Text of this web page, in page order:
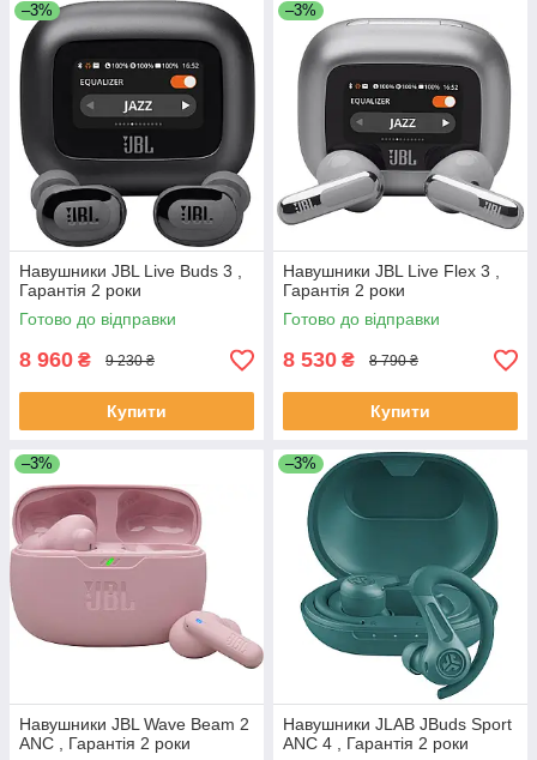
–3%
Навушники JBL Live Buds 3 ,
Гарантія 2 роки
Готово до відправки
8 960 ₴ 9 230 ₴
Купити
–3%
Навушники JBL Live Flex 3 ,
Гарантія 2 роки
Готово до відправки
8 530 ₴ 8 790 ₴
Купити
–3%
Навушники JBL Wave Beam 2
ANC , Гарантія 2 роки
–3%
Навушники JLAB JBuds Sport
ANC 4 , Гарантія 2 роки